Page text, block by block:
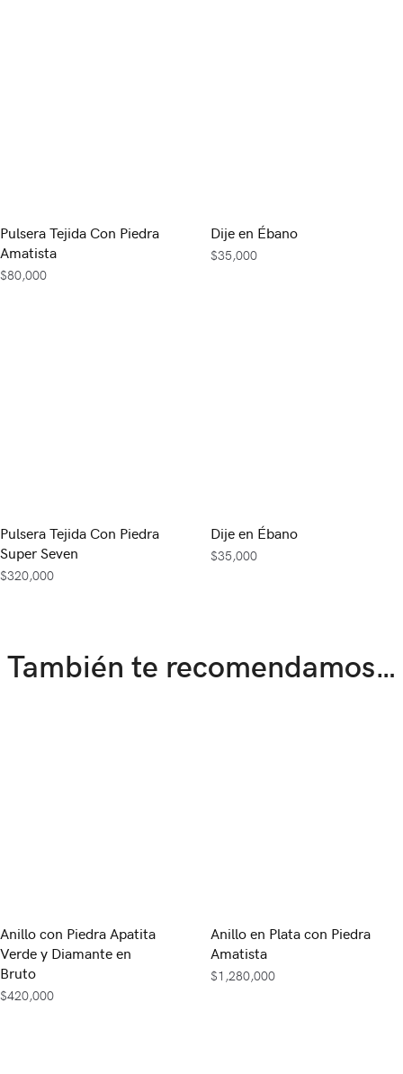
Pulsera Tejida Con Piedra
Amatista
$80,000
Dije en Ébano
$35,000
Pulsera Tejida Con Piedra
Super Seven
$320,000
Dije en Ébano
$35,000
También te recomendamos…
Anillo con Piedra Apatita
Verde y Diamante en
Bruto
$420,000
Anillo en Plata con Piedra
Amatista
$1,280,000